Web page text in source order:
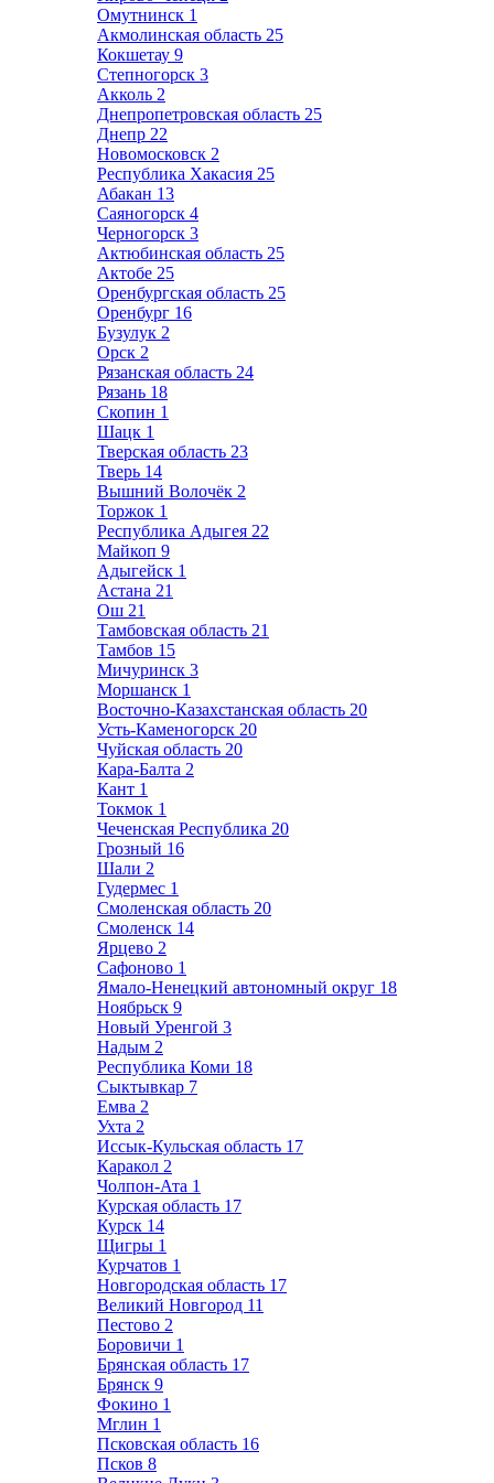
Омутнинск 1
Акмолинская область 25
Кокшетау 9
Степногорск 3
Акколь 2
Днепропетровская область 25
Днепр 22
Новомосковск 2
Республика Хакасия 25
Абакан 13
Саяногорск 4
Черногорск 3
Актюбинская область 25
Актобе 25
Оренбургская область 25
Оренбург 16
Бузулук 2
Орск 2
Рязанская область 24
Рязань 18
Скопин 1
Шацк 1
Тверская область 23
Тверь 14
Вышний Волочёк 2
Торжок 1
Республика Адыгея 22
Майкоп 9
Адыгейск 1
Астана 21
Ош 21
Тамбовская область 21
Тамбов 15
Мичуринск 3
Моршанск 1
Восточно-Казахстанская область 20
Усть-Каменогорск 20
Чуйская область 20
Кара-Балта 2
Кант 1
Токмок 1
Чеченская Республика 20
Грозный 16
Шали 2
Гудермес 1
Смоленская область 20
Смоленск 14
Ярцево 2
Сафоново 1
Ямало-Ненецкий автономный округ 18
Ноябрьск 9
Новый Уренгой 3
Надым 2
Республика Коми 18
Сыктывкар 7
Емва 2
Ухта 2
Иссык-Кульская область 17
Каракол 2
Чолпон-Ата 1
Курская область 17
Курск 14
Щигры 1
Курчатов 1
Новгородская область 17
Великий Новгород 11
Пестово 2
Боровичи 1
Брянская область 17
Брянск 9
Фокино 1
Мглин 1
Псковская область 16
Псков 8